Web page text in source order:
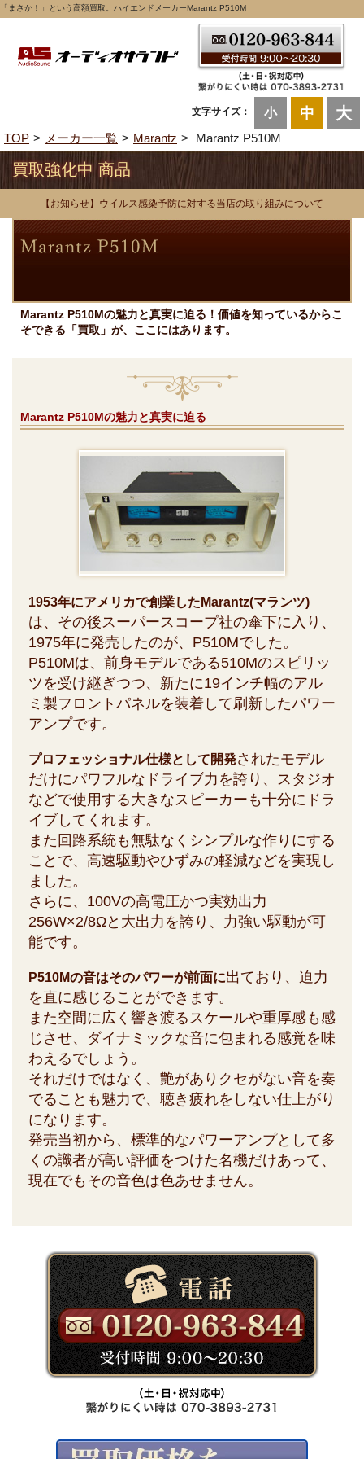
「まさか！」という高額買取。ハイエンドメーカーMarantz P510M
文字サイズ： 小 中 大
TOP メーカー一覧 Marantz Marantz P510M
買取強化中 商品
【お知らせ】ウイルス感染予防に対する当店の取り組みについて
Marantz P510Mの魅力と真実に迫る！価値を知っているからこ
そできる「買取」が、ここにはあります。
Marantz P510Mの魅力と真実に迫る
1953年にアメリカで創業したMarantz(マランツ)
は、その後スーパースコープ社の傘下に入り、
1975年に発売したのが、P510Mでした。
P510Mは、前身モデルである510Mのスピリッ
ツを受け継ぎつつ、新たに19インチ幅のアル
ミ製フロントパネルを装着して刷新したパワー
アンプです。
プロフェッショナル仕様として開発されたモデル
だけにパワフルなドライブ力を誇り、スタジオ
などで使用する大きなスピーカーも十分にドラ
イブしてくれます。
また回路系統も無駄なくシンプルな作りにする
ことで、高速駆動やひずみの軽減などを実現し
ました。
さらに、100Vの高電圧かつ実効出力
256W×2/8Ωと大出力を誇り、力強い駆動が可
能です。
P510Mの音はそのパワーが前面に出ており、迫力
を直に感じることができます。
また空間に広く響き渡るスケールや重厚感も感
じさせ、ダイナミックな音に包まれる感覚を味
わえるでしょう。
それだけではなく、艶がありクセがない音を奏
でることも魅力で、聴き疲れをしない仕上がり
になります。
発売当初から、標準的なパワーアンプとして多
くの識者が高い評価をつけた名機だけあって、
現在でもその音色は色あせません。